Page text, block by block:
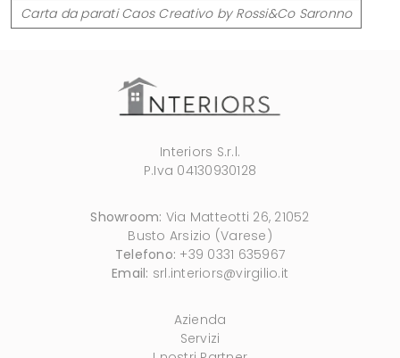
Carta da parati Caos Creativo by Rossi&Co Saronno
Interiors S.r.l.
P.Iva 04130930128
Showroom: Via Matteotti 26, 21052
Busto Arsizio (Varese)
Telefono: +39 0331 635967
Email: srl.interiors@virgilio.it
Azienda
Servizi